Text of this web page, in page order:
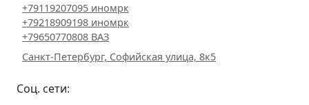
+79119207095 иномрк
+79218909198 иномрк
+79650770808 ВАЗ
Санкт-Петербург, Софийская улица, 8к5
Соц. сети: